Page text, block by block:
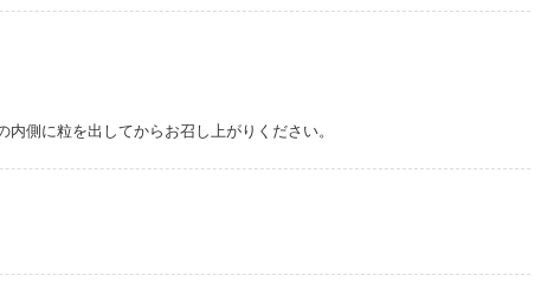
側に粒を出してからお召し上がりください。